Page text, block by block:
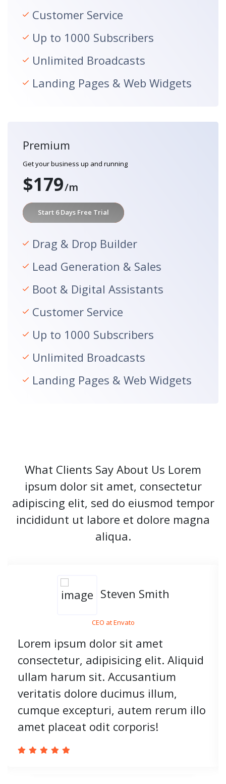
Customer Service
Up to 1000 Subscribers
Unlimited Broadcasts
Landing Pages & Web Widgets
Premium
Get your business up and running
$179/m
Start 6 Days Free Trial
Drag & Drop Builder
Lead Generation & Sales
Boot & Digital Assistants
Customer Service
Up to 1000 Subscribers
Unlimited Broadcasts
Landing Pages & Web Widgets
What Clients Say About Us Lorem
ipsum dolor sit amet, consectetur
adipiscing elit, sed do eiusmod tempor
incididunt ut labore et dolore magna
aliqua.
Steven Smith
CEO at Envato
Lorem ipsum dolor sit amet
consectetur, adipisicing elit. Aliquid
ullam harum sit. Accusantium
veritatis dolore ducimus illum,
cumque excepturi, autem rerum illo
amet placeat odit corporis!